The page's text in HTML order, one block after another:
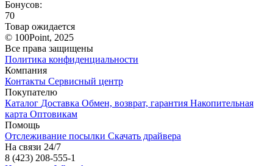
Бонусов:
70
Товар ожидается
© 100Point, 2025
Все права защищены
Политика конфиденциальности
Компания
Контакты Сервисный центр
Покупателю
Каталог Доставка Обмен, возврат, гарантия Накопительная
карта Оптовикам
Помощь
Отслеживание посылки Скачать драйвера
На связи 24/7
8 (423) 208-555-1